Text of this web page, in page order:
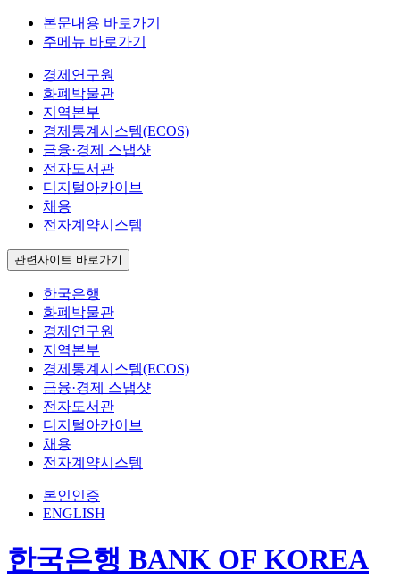
본문내용 바로가기
주메뉴 바로가기
경제연구원
화폐박물관
지역본부
경제통계시스템(ECOS)
금융·경제 스냅샷
전자도서관
디지털아카이브
채용
전자계약시스템
관련사이트 바로가기
한국은행
화폐박물관
경제연구원
지역본부
경제통계시스템(ECOS)
금융·경제 스냅샷
전자도서관
디지털아카이브
채용
전자계약시스템
본인인증
ENGLISH
한국은행 BANK OF KOREA